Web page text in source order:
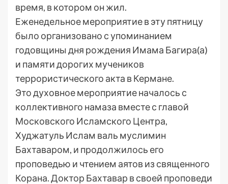
время, в котором он жил.
Еженедельное мероприятие в эту пятницу
было организовано с упоминанием
годовщины дня рождения Имама Багира(а)
и памяти дорогих мучеников
террористического акта в Кермане.
Это духовное мероприятие началось с
коллективного намаза вместе с главой
Московского Исламского Центра,
Худжатуль Ислам валь муслимин
Бахтаваром, и продолжилось его
проповедью и чтением аятов из священного
Корана. Доктор Бахтавар в своей проповеди